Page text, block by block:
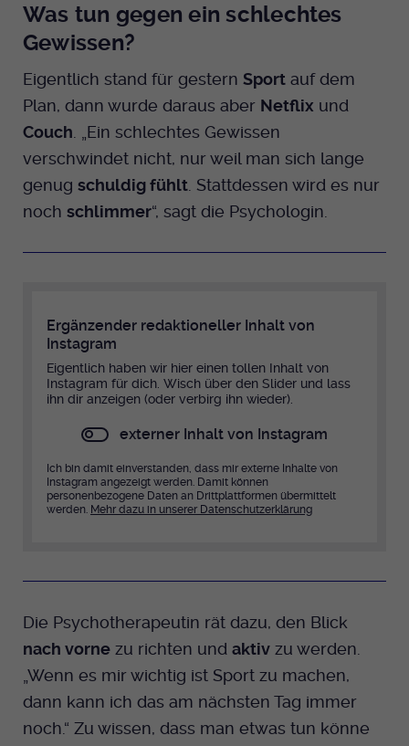
Was tun gegen ein schlechtes
Gewissen?
Eigentlich stand für gestern Sport auf dem
Plan, dann wurde daraus aber Netflix und
Couch . „Ein schlechtes Gewissen
verschwindet nicht, nur weil man sich lange
genug schuldig fühlt . Stattdessen wird es nur
noch schlimmer“, sagt die Psychologin.
Ergänzender redaktioneller Inhalt von
Instagram
Eigentlich haben wir hier einen tollen Inhalt von
Instagram für dich. Wisch über den Slider und lass
ihn dir anzeigen (oder verbirg ihn wieder).
externer Inhalt von Instagram
Ich bin damit einverstanden, dass mir externe Inhalte von
Instagram angezeigt werden. Damit können
personenbezogene Daten an Drittplattformen übermittelt
werden. Mehr dazu in unserer Datenschutzerklärung
Die Psychotherapeutin rät dazu, den Blick
nach vorne zu richten und aktiv zu werden.
„Wenn es mir wichtig ist Sport zu machen,
dann kann ich das am nächsten Tag immer
noch.“ Zu wissen, dass man etwas tun könne